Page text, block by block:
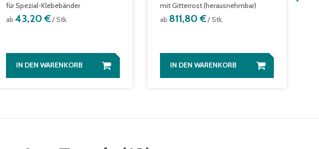
für Spezial-Klebebänder
ab 43,20 €/ Stk.
IN DEN WARENKORB
mit Gitterrost (herausnehmbar)
ab 811,80 €/ Stk.
IN DEN WARENKORB